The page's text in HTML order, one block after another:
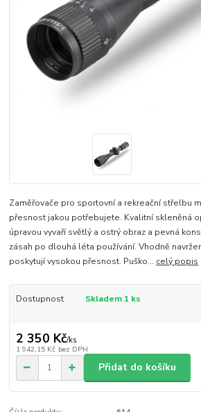
Zaměřovače pro sportovní a rekreační střelbu
přesnost jakou potřebujete. Kvalitní skleněná
úpravou vyvaří světlý a ostrý obraz a pevná
zásah po dlouhá léta používání. Vhodně
poskytují vysokou přesnost. Puško... celý popis
Dostupnost Skladem 1 ks
2 350 Kč/ks
1 942,15 Kč bez DPH
Přidat do košíku